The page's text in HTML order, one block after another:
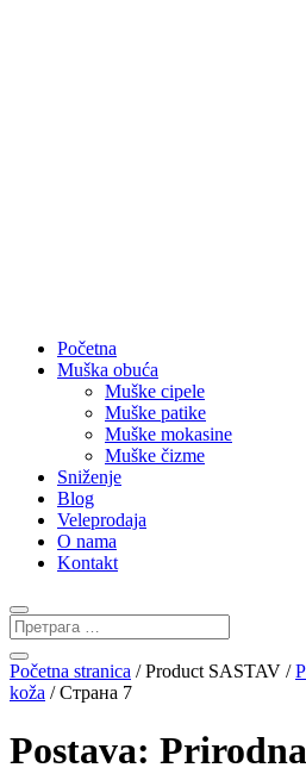
Početna
Muška obuća
Muške cipele
Muške patike
Muške mokasine
Muške čizme
Sniženje
Blog
Veleprodaja
O nama
Kontakt
Početna stranica / Product SASTAV /
koža / Страна 7
Postava: